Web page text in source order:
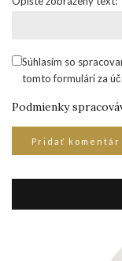
Súhlasím so
tomto formulári za
Podmienky